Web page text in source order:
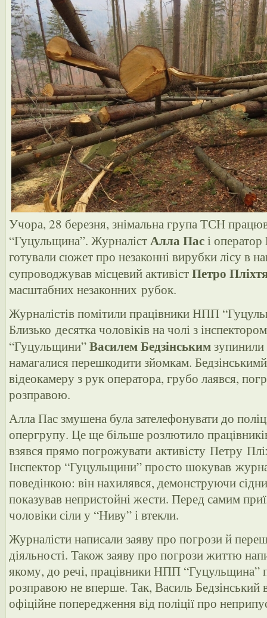
Учора, 28 березня, знімальна група ТСН
“Гуцульщина”. ЖурналістАлла Пасі оператор
готували сюжет про незаконні вирубки лісу в
супроводжував місцевий активістПетро
масштабних незаконних рубок.
Журналістів помітили працівники НПП
Близько десятка чоловіків на чолі з
“Гуцульщини”Василем Бедзінськимзупинили
намагалися перешкодити зйомкам.
відеокамеру з рук оператора, грубо лаявся,
розправою.
Алла Пас змушена була зателефонувати до
опергрупу. Це ще більше розлютило
взявся прямо погрожувати активісту Петру
Інспектор “Гуцульщини” просто шокував
поведінкою: він нахилявся, демонструючи
показував непристойні жести. Перед самим
чоловіки сіли у “Ниву” і втекли.
Журналісти написали заяву про погрози й
діяльності. Також заяву про погрози життю
якому, до речі, працівники НПП
розправою не вперше. Так, Василь Бедзінський
офіційне попередження від поліції про